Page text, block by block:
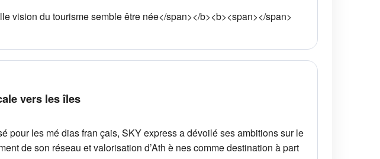
vision du tourisme semble être née</span></b><b><span></span>
vers les îles
pour les mé dias fran çais, SKY express a dévoilé ses ambitions sur le
de son réseau et valorisation d’Ath è nes comme destination à part